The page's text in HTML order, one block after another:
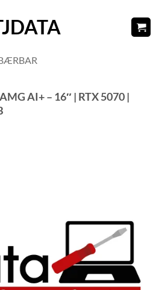
AI+ – 16″ | RTX 5070 |